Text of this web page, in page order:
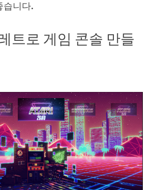
습니다.
트로 게임 콘솔 만들